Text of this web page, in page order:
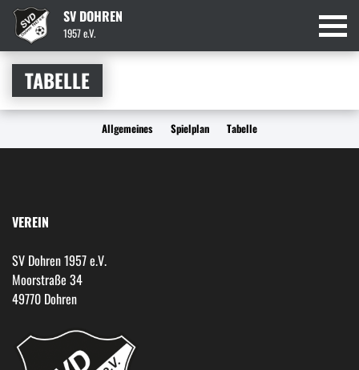
SV DOHREN
1957 e.V.
TABELLE
Allgemeines Spielplan Tabelle
VEREIN
SV Dohren 1957 e.V.
Moorstraße 34
49770 Dohren